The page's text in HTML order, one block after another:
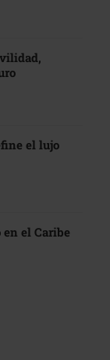
el lujo
el Caribe